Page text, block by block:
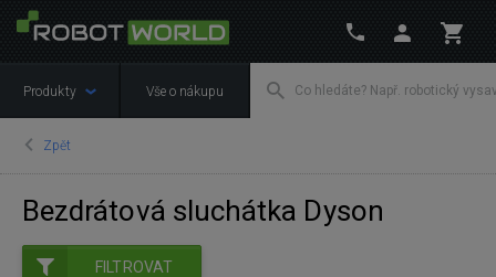
Produkty Vše o nákupu
Zpět
Bezdrátová sluchátka Dyson
FILTROVAT